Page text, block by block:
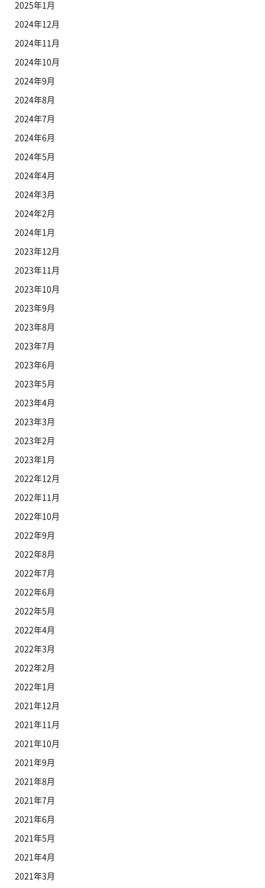
2025年1月
2024年12月
2024年11月
2024年10月
2024年9月
2024年8月
2024年7月
2024年6月
2024年5月
2024年4月
2024年3月
2024年2月
2024年1月
2023年12月
2023年11月
2023年10月
2023年9月
2023年8月
2023年7月
2023年6月
2023年5月
2023年4月
2023年3月
2023年2月
2023年1月
2022年12月
2022年11月
2022年10月
2022年9月
2022年8月
2022年7月
2022年6月
2022年5月
2022年4月
2022年3月
2022年2月
2022年1月
2021年12月
2021年11月
2021年10月
2021年9月
2021年8月
2021年7月
2021年6月
2021年5月
2021年4月
2021年3月